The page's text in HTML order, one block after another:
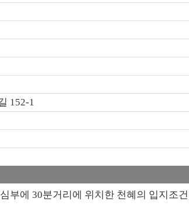
152-1
부에 30분거리에 위치한 천혜의 입지조